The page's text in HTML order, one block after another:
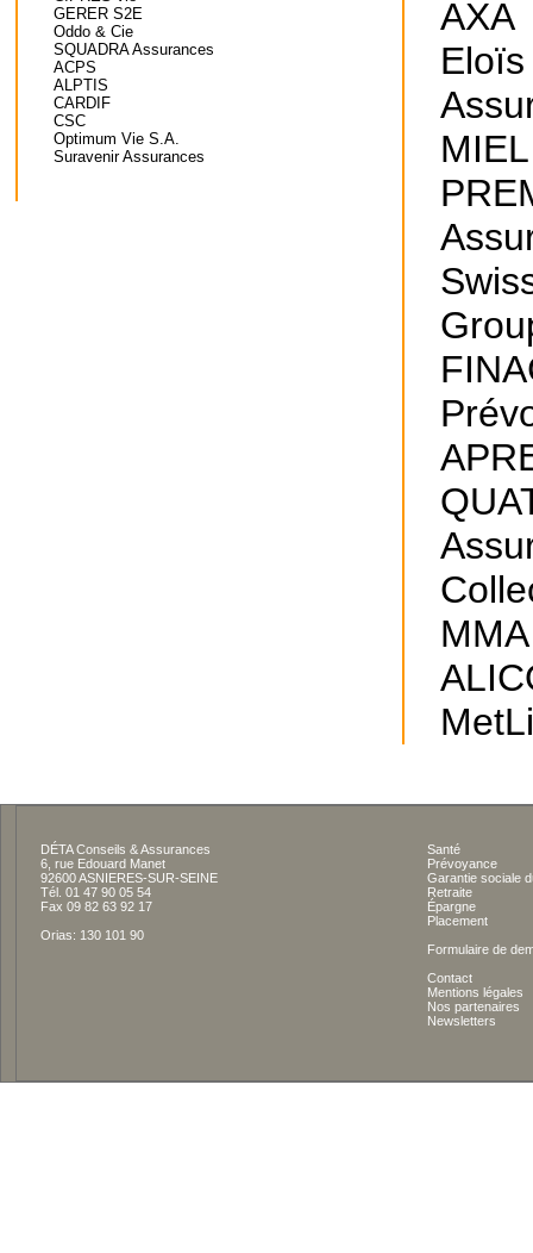
GERER S2E
Oddo & Cie
SQUADRA Assurances
ACPS
ALPTIS
CARDIF
CSC
Optimum Vie S.A.
Suravenir Assurances
AXA
Eloïs
MMA
DÉTA Conseils & Assurances
6, rue Edouard Manet
92600 ASNIERES-SUR-SEINE
Tél. 01 47 90 05 54
Fax 09 82 63 92 17
Orias: 130 101 90
Santé
Prévoyance
Garantie sociale
Retraite
Épargne
Placement
Formulaire de
Contact
Mentions légales
Nos partenaires
Newsletters